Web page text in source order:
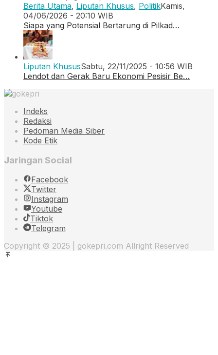
Berita Utama, Liputan Khusus, PolitikKamis,
04/06/2026 - 20:10 WIB
Siapa yang Potensial Bertarung di Pilkad…
Liputan KhususSabtu, 22/11/2025 - 10:56 WIB
Lendot dan Gerak Baru Ekonomi Pesisir Be…
Indeks
Redaksi
Pedoman Media Siber
Kode Etik
Jaringan Social
Facebook
Twitter
Instagram
Youtube
Tiktok
Telegram
Copyright © 2025 | gokepri.com Allright Reserved